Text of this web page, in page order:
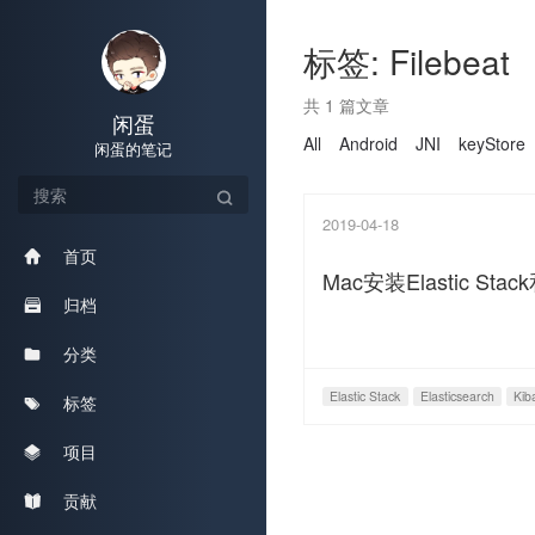
闲蛋
闲蛋的笔记
首页
归档
分类
标签
项目
贡献
标签: Filebeat
共 1 篇文章
All
Android JNI keyStore
2019-04-18
Mac安装Elastic
Elastic Stack Elasticsearch